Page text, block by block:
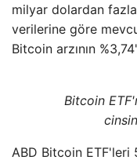
milyar dolardan
verilerine göre
Bitcoin arzının
Bitcoin
ABD Bitcoin ETF'leri